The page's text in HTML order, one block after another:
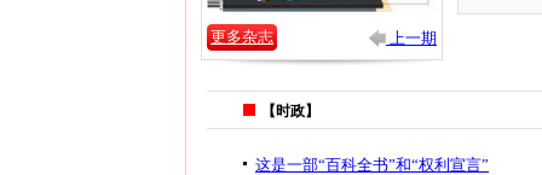
更多杂志 上一期
【时政】
这是一部“百科全书”和“权利宣言”